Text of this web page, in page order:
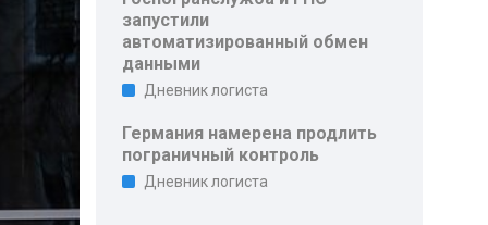
запустили
автоматизированный обмен
данными
Дневник логиста
Германия намерена продлить
пограничный контроль
Дневник логиста